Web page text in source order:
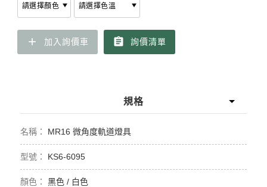
add 加入詢價車 assignment 詢價清單
規格
MR16 微角度軌道燈具
KS6-6095
黑色 / 白色